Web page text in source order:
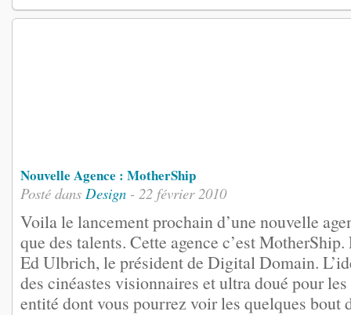
Nouvelle Agence : MotherShip
Posté dans Design - 22 février 2010
Voila le lancement prochain d’une nouvelle
que des talents. Cette agence c’est MotherShip.
Ed Ulbrich, le président de Digital Domain.
des cinéastes visionnaires et ultra doué pour
entité dont vous pourrez voir les quelques bout